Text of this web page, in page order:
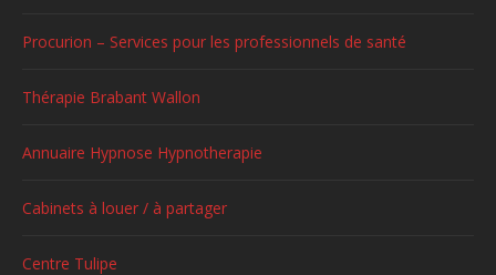
Procurion – Services pour les professionnels de santé
Thérapie Brabant Wallon
Annuaire Hypnose Hypnotherapie
Cabinets à louer / à partager
Centre Tulipe